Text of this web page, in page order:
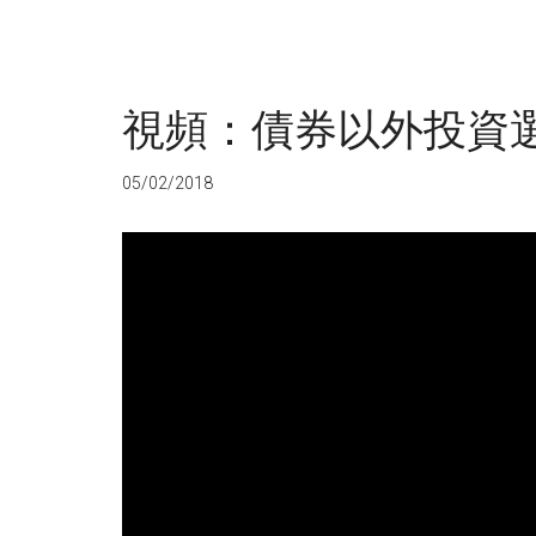
視頻：債券以外投資
05/02/2018